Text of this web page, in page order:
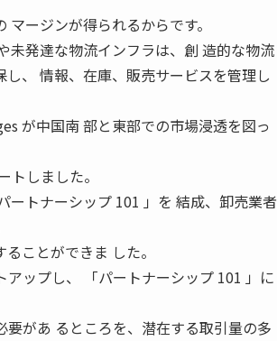
ージンが得られるからです。
未発達な物流インフラは、創 造的な物流
、 情報、在庫、販売サービスを管理し
が中国南 部と東部での市場浸透を図っ
しました。
ートナーシップ 101 」を 結成、卸売業者
ことができま した。
ップし、 「パートナーシップ 101 」に
があ るところを、潜在する取引量の多